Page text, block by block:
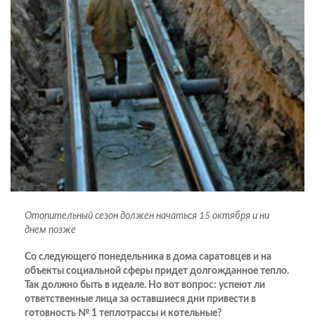
Отопительный сезон должен начаться 15 октября и ни
днем позже
Со следующего понедельника в дома саратовцев и на
объекты социальной сферы придет долгожданное тепло.
Так должно быть в идеале. Но вот вопрос: успеют ли
ответственные лица за оставшиеся дни привести в
готовность № 1 теплотрассы и котельные?